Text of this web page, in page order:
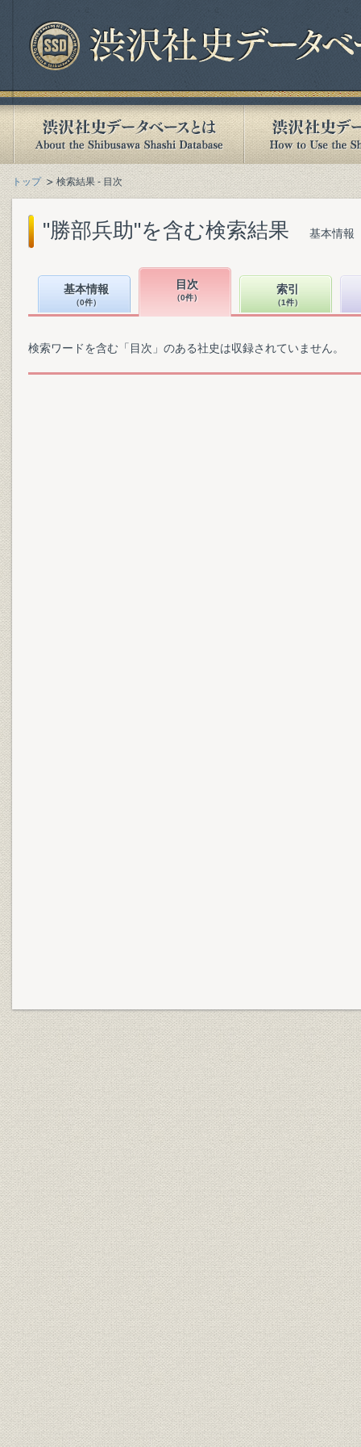
トップ 検索結果 - 目次
"勝部兵助"を含む検索結果 基本情報
基本情報
（0件）
目次
（0件）
索引
（1件）
検索ワードを含む「目次」のある社史は収録されていません。